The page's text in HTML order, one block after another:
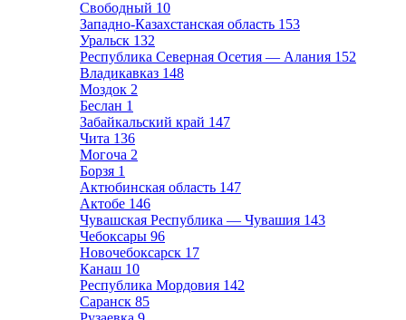
Свободный 10
Западно-Казахстанская область 153
Уральск 132
Республика Северная Осетия — Алания 152
Владикавказ 148
Моздок 2
Беслан 1
Забайкальский край 147
Чита 136
Могоча 2
Борзя 1
Актюбинская область 147
Актобе 146
Чувашская Республика — Чувашия 143
Чебоксары 96
Новочебоксарск 17
Канаш 10
Республика Мордовия 142
Саранск 85